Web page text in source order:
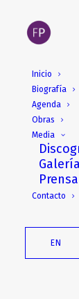
Inicio
Biografía
Agenda
Obras
Media
Galería
Prensa
Contacto
EN
25